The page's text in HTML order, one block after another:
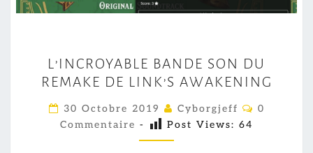
’
I
N
C
R
L’INCROYABLE BANDE SON DU
REMAKE DE LINK’S AWAKENING
30 Octobre 2019 Cyborgjeff
C
0
Commentaire - Post Views: 64